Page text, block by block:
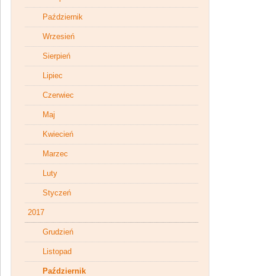
Październik
Wrzesień
Sierpień
Lipiec
Czerwiec
Maj
Kwiecień
Marzec
Luty
Styczeń
2017
Grudzień
Listopad
Październik